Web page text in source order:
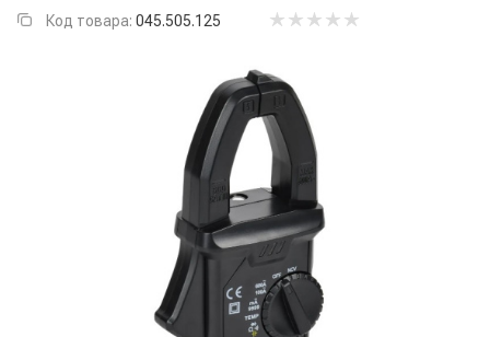
Код товара: 045.505.125